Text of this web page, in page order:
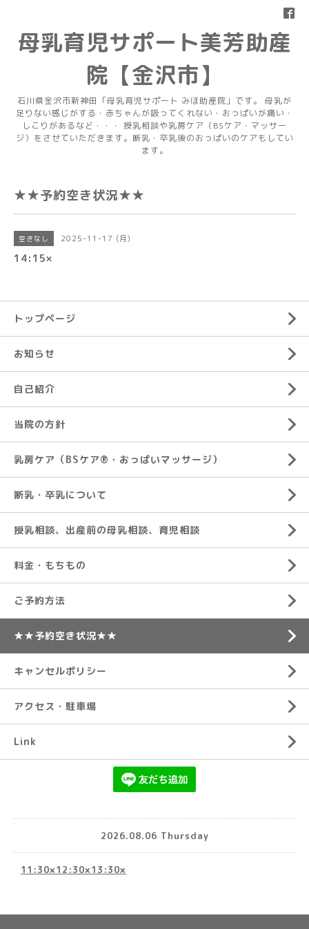
母乳育児サポート美芳助産
院【金沢市】
石川県金沢市新神田「母乳育児サポート みほ助産院」です。 母乳が
足りない感じがする・赤ちゃんが吸ってくれない・おっぱいが痛い・
しこりがあるなど・・・ 授乳相談や乳房ケア（BSケア・マッサー
ジ）をさせていただきます。断乳・卒乳後のおっぱいのケアもしてい
ます。
★★予約空き状況★★
空きなし 2025-11-17 (月)
14:15×
トップページ
お知らせ
自己紹介
当院の方針
乳房ケア（BSケア®︎・おっぱいマッサージ）
断乳・卒乳について
授乳相談、出産前の母乳相談、育児相談
料金・もちもの
ご予約方法
★★予約空き状況★★
キャンセルポリシー
アクセス・駐車場
Link
2026.08.06 Thursday
11:30×12:30×13:30×